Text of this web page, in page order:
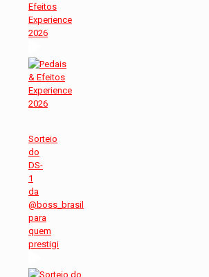
Efeitos
Experience
2026
Sorteio
do
DS-
1
da
@boss_brasil
para
quem
prestigi